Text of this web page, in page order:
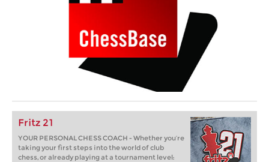
Fritz 21
YOUR PERSONAL CHESS COACH - Whether you’re
taking your first steps into the world of club
chess, or already playing at a tournament level: